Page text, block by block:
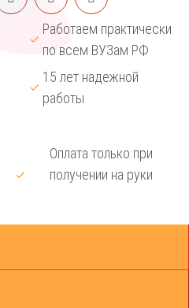
Работаем практически
по всем ВУЗам РФ
15 лет надежной
работы
Оплата только при
получении на руки